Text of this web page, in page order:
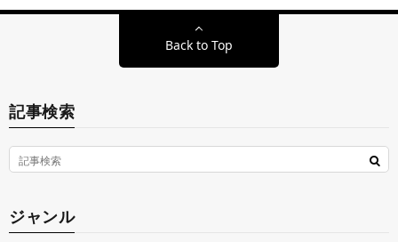
Back to Top
記事検索
ジャンル